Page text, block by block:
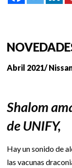
Abril 2021/
Shalom
de UNIFY,
Hay un sonido de
las vacunas